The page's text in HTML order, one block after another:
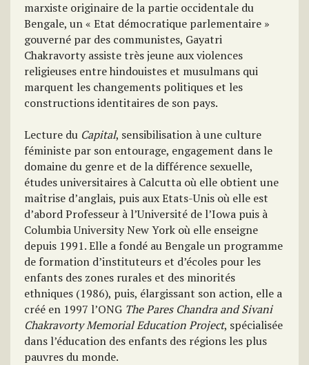
marxiste originaire de la partie occidentale du
Bengale, un « Etat démocratique parlementaire »
gouverné par des communistes, Gayatri
Chakravorty assiste très jeune aux violences
religieuses entre hindouistes et musulmans qui
marquent les changements politiques et les
constructions identitaires de son pays.
Lecture du Capital, sensibilisation à une culture
féministe par son entourage, engagement dans le
domaine du genre et de la différence sexuelle,
études universitaires à Calcutta où elle obtient une
maîtrise d’anglais, puis aux Etats-Unis où elle est
d’abord Professeur à l’Université de l’Iowa puis à
Columbia University New York où elle enseigne
depuis 1991. Elle a fondé au Bengale un programme
de formation d’instituteurs et d’écoles pour les
enfants des zones rurales et des minorités
ethniques (1986), puis, élargissant son action, elle a
créé en 1997 l’ONG The Pares Chandra and Sivani
Chakravorty Memorial Education Project, spécialisée
dans l’éducation des enfants des régions les plus
pauvres du monde.